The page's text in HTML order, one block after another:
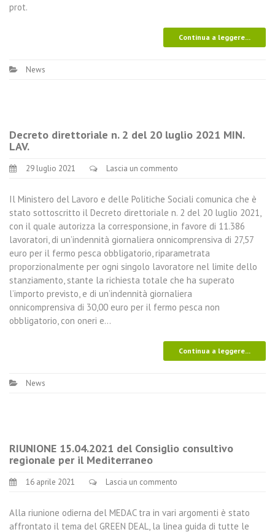
prot.
Continua a leggere...
News
Decreto direttoriale n. 2 del 20 luglio 2021 MIN.
LAV.
29 luglio 2021 Lascia un commento
Il Ministero del Lavoro e delle Politiche Sociali comunica che è
stato sottoscritto il Decreto direttoriale n. 2 del 20 luglio 2021,
con il quale autorizza la corresponsione, in favore di 11.386
lavoratori, di un’indennità giornaliera onnicomprensiva di 27,57
euro per il fermo pesca obbligatorio, riparametrata
proporzionalmente per ogni singolo lavoratore nel limite dello
stanziamento, stante la richiesta totale che ha superato
l’importo previsto, e di un’indennità giornaliera
onnicomprensiva di 30,00 euro per il fermo pesca non
obbligatorio, con oneri e…
Continua a leggere...
News
RIUNIONE 15.04.2021 del Consiglio consultivo
regionale per il Mediterraneo
16 aprile 2021 Lascia un commento
Alla riunione odierna del MEDAC tra in vari argomenti è stato
affrontato il tema del GREEN DEAL, la linea guida di tutte le